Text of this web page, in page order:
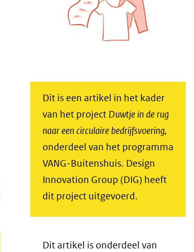
Dit is een artikel in het kader
van het project Duwtje in de rug
naar een circulaire bedrijfsvoering,
onderdeel van het programma
VANG-Buitenshuis. Design
Innovation Group (DIG) heeft
dit project uitgevoerd.
Dit artikel is onderdeel van